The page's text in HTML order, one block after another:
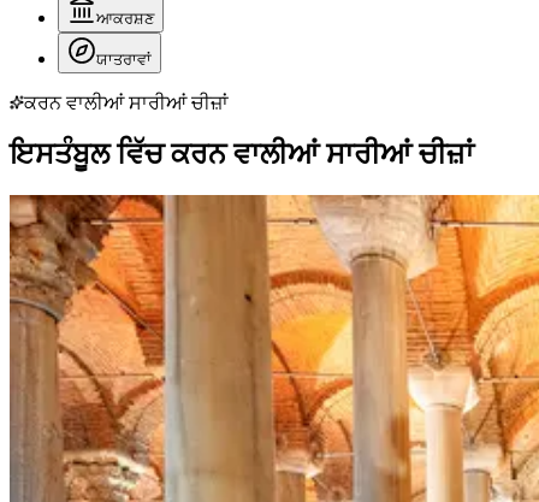
ਆਕਰਸ਼ਣ
ਯਾਤਰਾਵਾਂ
ਕਰਨ ਵਾਲੀਆਂ ਸਾਰੀਆਂ ਚੀਜ਼ਾਂ
ਇਸਤੰਬੂਲ ਵਿੱਚ ਕਰਨ ਵਾਲੀਆਂ ਸਾਰੀਆਂ ਚੀਜ਼ਾਂ